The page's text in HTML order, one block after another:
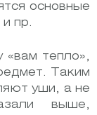
основные
пр.
«вам тепло»,
Таким
уши, а не
выше,